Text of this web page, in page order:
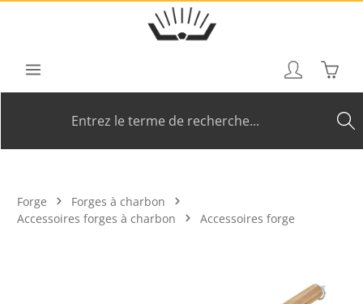
Passer au contenu principal
Le
Forge
Forges à charbon
Accessoires forges à charbon
Accessoires forge